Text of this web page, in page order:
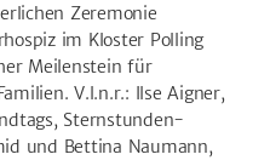
Zeremonie
im Kloster Polling
Meilenstein für
V.l.n.r.: Ilse Aigner,
Sternstunden-
und Bettina Naumann,